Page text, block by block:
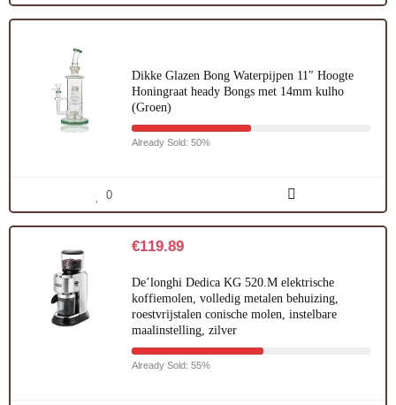
Dikke Glazen Bong Waterpijpen 11″ Hoogte
Honingraat heady Bongs met 14mm kulho
(Groen)
Already Sold: 50%
0
€119.89
De’longhi Dedica KG 520.M elektrische
koffiemolen, volledig metalen behuizing,
roestvrijstalen conische molen, instelbare
maalinstelling, zilver
Already Sold: 55%